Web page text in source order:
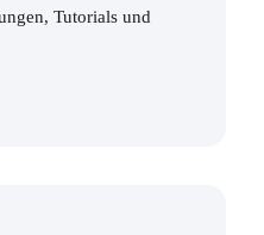
Tutorials und